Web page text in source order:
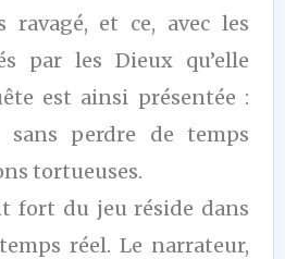
ravagé, et ce, avec les
par les Dieux qu’elle
est ainsi présentée :
sans perdre de temps
tortueuses.
fort du jeu réside dans
réel. Le narrateur,